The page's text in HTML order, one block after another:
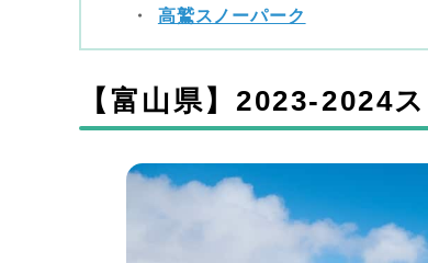
高鷲スノーパーク
【富山県】2023-2024